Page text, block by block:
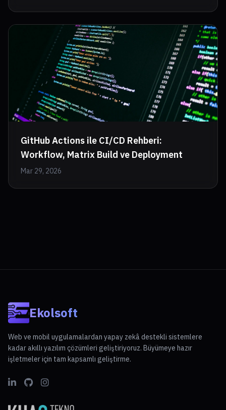
GitHub Actions ile CI/CD Rehberi:
Workflow, Matrix Build ve Deployment
Mar 29, 2026
Ekolsoft
Web ve mobil uygulamalardan yapay zekâ destekli sistemlere
kadar akıllı yazılım çözümleri geliştiriyoruz. Büyümeye hazır
işletmeler için tam kapsamlı geliştirme.